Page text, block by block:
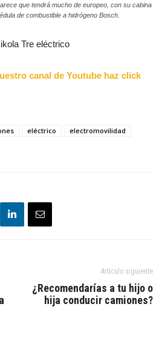
que tendrá mucho de europeo, con su cabina
de combustible a hidrógeno Bosch.
Tre eléctrico
canal de Youtube haz click
eléctrico
electromovilidad
Artículo siguiente
¿Recomendarías a tu hijo o
hija conducir camiones?